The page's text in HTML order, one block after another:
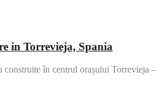
in Torrevieja, Spania
construite în centrul orașului Torrevieja –